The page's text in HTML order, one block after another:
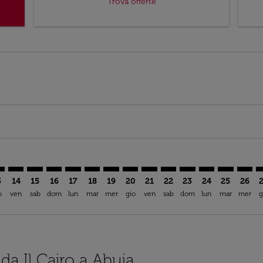
14
ven
15
sab
16
dom
17
lun
18
mar
19
mer
20
gio
CAI–ABV: cmp-view-
21
ven
CAI–ABV: cmp-view-
22
sab
CAI–ABV: cmp-
23
dom
CAI–ABV:
24
lun
25
mar
26
mer